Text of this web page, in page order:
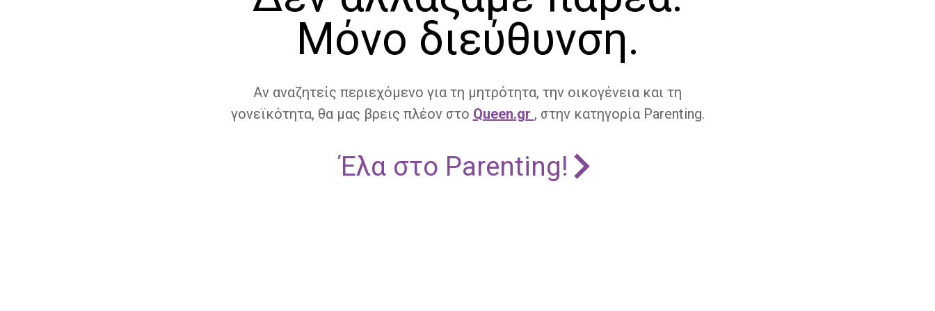
Μόνο διεύθυνση.
Αν αναζητείς περιεχόμενο για τη μητρότητα, την οικογένεια και τη
γονεϊκότητα, θα μας βρεις πλέον στο Queen.gr , στην κατηγορία Parenting.
Έλα στο Parenting!